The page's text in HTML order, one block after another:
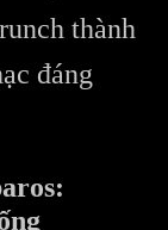
thành
đáng